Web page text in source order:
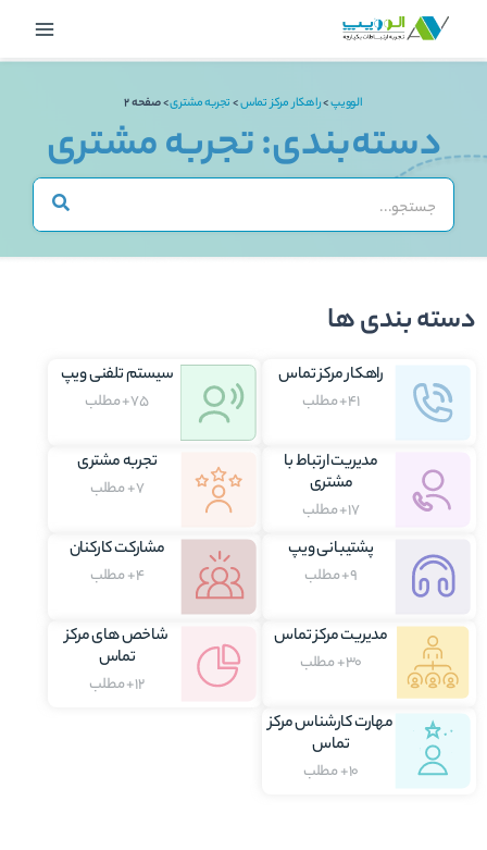
محتوا
Main
Menu
الوویپ>راهکار مرکز تماس>تجربه مشتری>صفحه 2
دسته‌بندی: تجربه مشتری
دسته بندی ها
راهکار مرکز تماس
41+ مطلب
سیستم تلفنی ویپ
75+ مطلب
مدیریت ارتباط با
مشتری
17+ مطلب
تجربه مشتری
7+ مطلب
پشتیبانی ویپ
9+ مطلب
مشارکت کارکنان
4+ مطلب
مدیریت مرکز تماس
30+ مطلب
شاخص های مرکز
تماس
12+ مطلب
مهارت کارشناس مرکز
تماس
10+ مطلب